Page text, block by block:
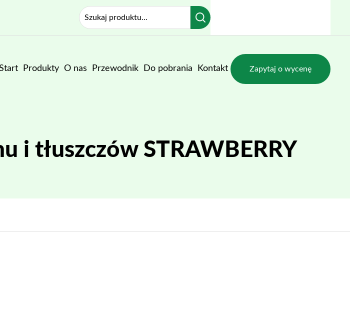
Produkty O nas Przewodnik Do pobrania Kontakt Zapytaj o wycenę
i tłuszczów STRAWBERRY